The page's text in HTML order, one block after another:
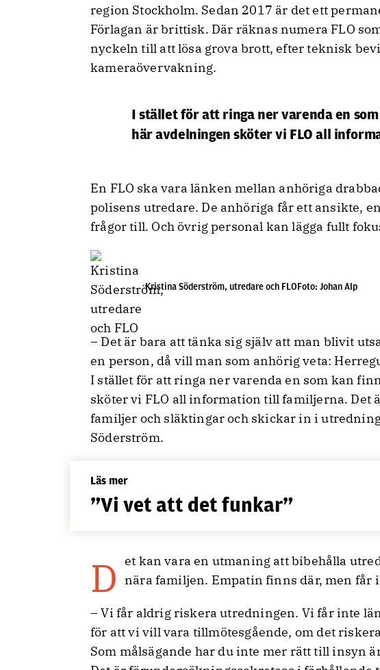
region Stockholm. Sedan 2017 är det ett
Förlagan är brittisk. Där räknas numera FLO
nyckeln till att lösa grova brott, efter teknisk
kameraövervakning.
I stället för att ringa ner varenda en
här avdelningen sköter vi FLO all
En FLO ska vara länken mellan anhöriga
polisens utredare. De anhöriga får ett ansikte,
frågor till. Och övrig personal kan lägga fullt
Kristina Söderström, utredare och FLOFoto: Johan Alp
– Det är bara att tänka sig själv att man blivit
en person, då vill man som anhörig veta:
I stället för att ringa ner varenda en som kan
sköter vi FLO all information till familjerna. Det
familjer och släktingar och skickar in i
Söderström.
Läs mer
”Vi vet att det funkar”
Det kan vara en utmaning att bibehålla utredarrollen när man kommer så nära familjen. Empatin finns där, men får
– Vi får aldrig riskera utredningen. Vi får inte
för att vi vill vara tillmötesgående, om det
Som målsägande har du inte mer rätt till insyn